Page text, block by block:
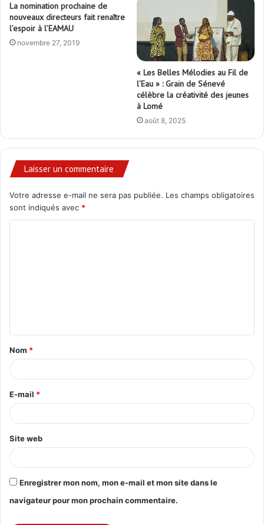
La nomination prochaine de
nouveaux directeurs fait renaître
l’espoir à l’EAMAU
novembre 27, 2019
« Les Belles Mélodies au Fil de
l’Eau » : Grain de Sénevé
célèbre la créativité des jeunes
à Lomé
août 8, 2025
Laisser un commentaire
Votre adresse e-mail ne sera pas publiée. Les champs obligatoires
sont indiqués avec *
t
a
i
e
*
Nom *
E-mail *
Site web
Enregistrer mon nom, mon e-mail et mon site dans le
navigateur pour mon prochain commentaire.